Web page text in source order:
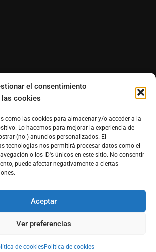
el consentimiento
las cookies
como las cookies para almacenar y/o acceder a la
Lo hacemos para mejorar la experiencia de
(no-) anuncios personalizados. El
tecnologías nos permitirá procesar datos como el
o los ID's únicos en este sitio. No consentir
puede afectar negativamente a ciertas
Aceptar
Ver preferencias
de cookiesPolítica de cookies
de Morfosmedia Comunicaciones
total o parcial WordPress
(UE)